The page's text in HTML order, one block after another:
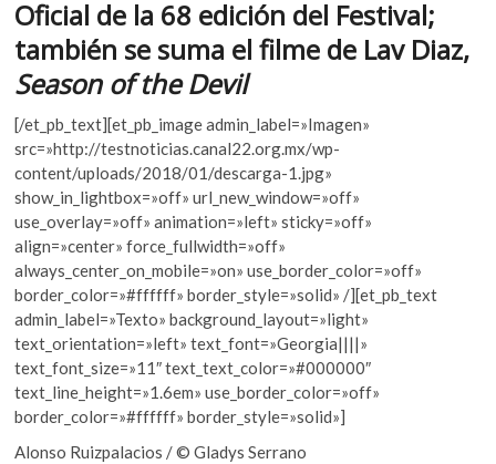
Oficial de la 68 edición del Festival;
también se suma el filme de Lav Diaz,
Season of the Devil
[/et_pb_text][et_pb_image admin_label=»Imagen»
src=»http://testnoticias.canal22.org.mx/wp-
content/uploads/2018/01/descarga-1.jpg»
show_in_lightbox=»off» url_new_window=»off»
use_overlay=»off» animation=»left» sticky=»off»
align=»center» force_fullwidth=»off»
always_center_on_mobile=»on» use_border_color=»off»
border_color=»#ffffff» border_style=»solid» /][et_pb_text
admin_label=»Texto» background_layout=»light»
text_orientation=»left» text_font=»Georgia||||»
text_font_size=»11″ text_text_color=»#000000″
text_line_height=»1.6em» use_border_color=»off»
border_color=»#ffffff» border_style=»solid»]
Alonso Ruizpalacios / © Gladys Serrano